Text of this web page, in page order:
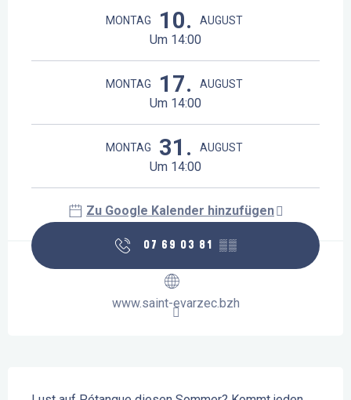
MONTAG 10. AUGUST
Um 14:00
MONTAG 17. AUGUST
Um 14:00
MONTAG 31. AUGUST
Um 14:00
Zu Google Kalender hinzufügen
07 69 03 81 ▒▒
www.saint-evarzec.bzh